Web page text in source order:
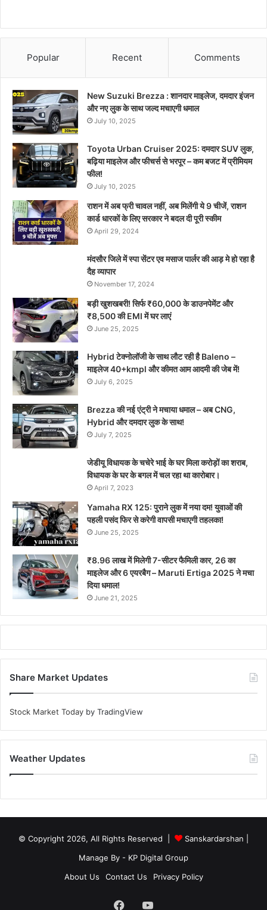
Popular Recent Comments
New Suzuki Brezza : शानदार माइलेज, दमदार इंजन
और नए लुक के साथ जल्द मचाएगी धमाल
July 10, 2025
Toyota Urban Cruiser 2025: दमदार SUV लुक,
बढ़िया माइलेज और फीचर्स से भरपूर – कम बजट में प्रीमियम
फील!
July 10, 2025
राशन में अब फ्री चावल नहीं, अब मिलेंगी ये 9 चीजें, राशन
कार्ड धारकों के लिए सरकार ने बदल दी पूरी स्कीम
April 29, 2024
मंदसौर जिले में स्पा सेंटर एव मसाज पार्लर की आड़ मे हो रहा है
दैह व्यापार
November 17, 2024
बड़ी खुशखबरी! सिर्फ ₹60,000 के डाउनपेमेंट और
₹8,500 की EMI में घर लाएं
June 25, 2025
Hybrid टेक्नोलॉजी के साथ लौट रही है Baleno –
माइलेज 40+kmpl और कीमत आम आदमी की जेब में!
July 6, 2025
Brezza की नई एंट्री ने मचाया धमाल – अब CNG,
Hybrid और दमदार लुक के साथ!
July 7, 2025
जेडीयू विधायक के चचेरे भाई के घर मिला करोड़ों का शराब,
विधायक के घर के बगल में चल रहा था कारोबार।
April 7, 2023
Yamaha RX 125: पुराने लुक में नया दम! युवाओं की
पहली पसंद फिर से करेगी वापसी मचाएगी तहलका!
June 25, 2025
₹8.96 लाख में मिलेगी 7-सीटर फैमिली कार, 26 का
माइलेज और 6 एयरबैग – Maruti Ertiga 2025 ने मचा
दिया धमाल!
June 21, 2025
Share Market Updates
Stock Market Today by TradingView
Weather Updates
© Copyright 2026, All Rights Reserved | Sanskardarshan
Manage By - KP Digital Group
About Us
Contact Us Privacy Policy
FacebookYouTube